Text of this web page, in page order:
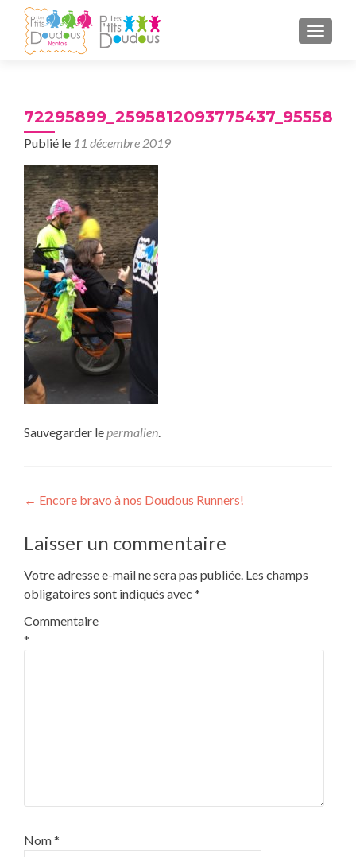
Publié le 11 décembre 2019
Sauvegarder lepermalien.
Navigation
de
l’article
← Encore bravo à nos Doudous Runners!
Laisser un commentaire
Votre adresse e-mail ne sera pas publiée. Les champs
obligatoires sont indiqués avec *
Commentaire
*
Nom*